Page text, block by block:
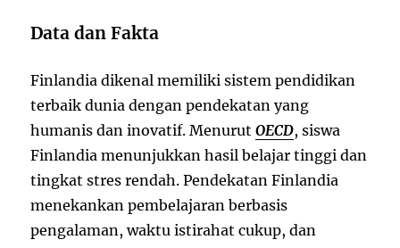
Data dan Fakta
Finlandia dikenal memiliki sistem pendidikan
terbaik dunia dengan pendekatan yang
humanis dan inovatif. MenurutOECD, siswa
Finlandia menunjukkan hasil belajar tinggi dan
tingkat stres rendah. Pendekatan Finlandia
menekankan pembelajaran berbasis
pengalaman, waktu istirahat cukup, dan